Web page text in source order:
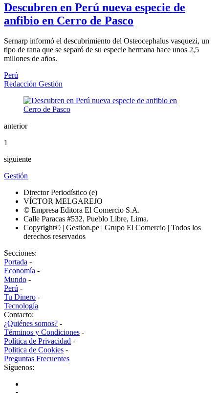
Descubren en Perú nueva especie de
anfibio en Cerro de Pasco
Sernarp informó el descubrimiento del Osteocephalus vasquezi, un
tipo de rana que se separó de su especie hermana hace unos 2,5
millones de años.
Perú
Redacción Gestión
anterior
1
siguiente
Gestión
Director Periodístico (e)
VÍCTOR MELGAREJO
© Empresa Editora El Comercio S.A.
Calle Paracas #532, Pueblo Libre, Lima.
Copyright© | Gestion.pe | Grupo El Comercio | Todos los
derechos reservados
Secciones:
Portada -
Economía -
Mundo -
Perú -
Tu Dinero -
Tecnología
Contacto:
¿Quiénes somos? -
Términos y Condiciones -
Política de Privacidad -
Politica de Cookies -
Preguntas Frecuentes
Síguenos: